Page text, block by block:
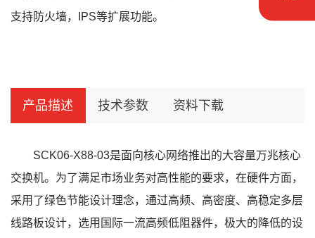
支持防火墙，IPS等扩展功能。
产品描述 技术参数 资料下载
SCK06-X88-03是面向核心网络推出的大容量万兆核心
交换机。为了满足市场业务对高性能的要求，在硬件方面，
采用了绿色节能设计理念，通过高频、高密度、高稳定多层
线路板设计，选用国际一流高频低阻器件，极大的降低的设